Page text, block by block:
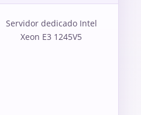
Servidor dedicado Intel
Xeon E3 1245V5